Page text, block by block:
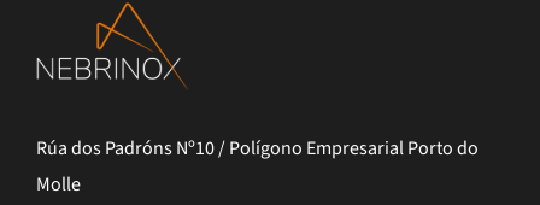
Rúa dos Padróns Nº10 / Polígono Empresarial Porto do
Molle